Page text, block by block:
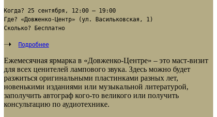
Когда? 25 сентября, 12:00 – 19:00
Где? «Довженко-Центр» (ул. Васильковская, 1)
Сколько? Бесплатно
Подробнее
Ежемесячная ярмарка в «Довженко-Центре» – это маст-визит
для всех ценителей лампового звука. Здесь можно будет
разжиться оригинальными пластинками разных лет,
новенькими изданиями или музыкальной литературой,
заполучить автограф кого-то великого или получить
консультацию по аудиотехнике.